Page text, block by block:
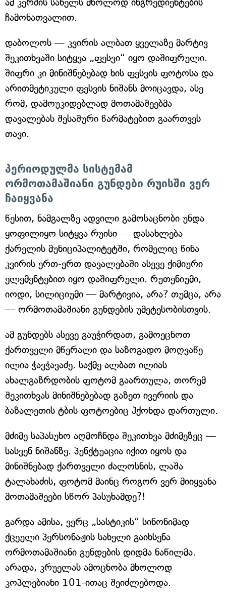
ჩამონათვალით.
დაბოლოს — კვირის ალბათ ყველაზე მარტივ
შეკითხვაში სიტყვა „ფესვი“ იყო დაშიფრული.
შიფრი კი მინიშნებებად ხის ფესვის ფოტოსა და
არითმეტიკული ფესვის ნიშანს მოიცავდა, ასე
რომ, დამოუკიდებლად მოთამაშეებმა
დავალებას შესაშური წარმატებით გაართვეს
თავი.
პერიოდულმა სისტემამ
ორმოთამაშიანი გუნდები რუისში ვერ
ჩაიყვანა
წესით, ნამგალზე ადვილი გამოსაცნობი უნდა
ყოფილიყო სიტყვა რუისი — დასახლება
ქარელის მუნიციპალიტეტში, რომელიც წინა
კვირის ერთ-ერთ დავალებაში ასევე ქიმიური
ელემენტებით იყო დაშიფრული. რუთენიუმი,
იოდი, სილიციუმი — მარტივია, არა? თუმცა, არა
— ორმოთამაშიანი გუნდების უმეტესობისთვის.
ამ გუნდებს ასევე გაუჭირდათ, გამოეცნოთ
ქართველი მწერალი და საზოგადო მოღვაწე
ილია ჭავჭავაძე. საქმე ალბათ ილიას
ახალგაზრდობის ფოტომ გაართულა, თორემ
შეკითხვას მინიშნებებად გაზეთ ივერიის და
ბაზალეთის ტბის ფოტოებიც ჰქონდა დართული.
მძიმე საპასუხო აღმოჩნდა შეკითხვა მძიმეზეც —
სასვენ ნიშანზე. პუნქტუაცია იქით იყოს და
მინიშნებად ქართველი ძალოსნის, ლაშა
ტალახაძის, ფოტომ მაინც როგორ ვერ მიიყვანა
მოთამაშეები სწორ პასუხამდე?!
გარდა ამისა, ვერც „სასტიკის“ სინონიმად
ქცეული პერსონაჟის სახელი გაიხსენა
ორმოთამაშიანი გუნდების დიდმა ნაწილმა.
არადა, კრუელას ამოცნობა მხოლოდ
კოპლებიანი 101-ითაც შეიძლებოდა.